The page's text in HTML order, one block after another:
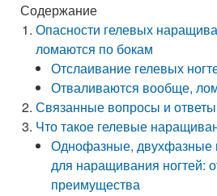
Содержание
Опасности гелевых
ломаются по бокам
Отслаивание гелевых
Отваливаются вообще,
Связанные вопросы и ответы
Что такое гелевые
Однофазные, двухфазные
для наращивания ногтей:
преимущества